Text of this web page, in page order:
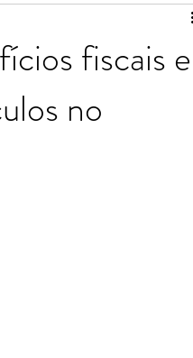
fiscais e
no